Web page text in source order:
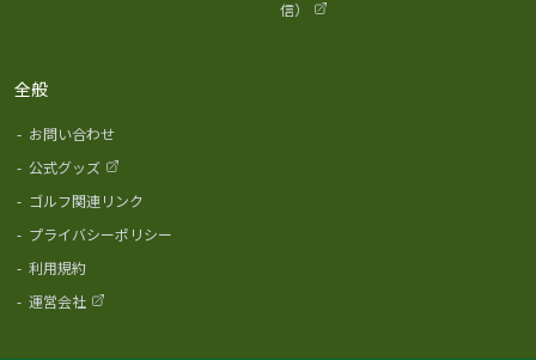
信）
全般
- お問い合わせ
- 公式グッズ
- ゴルフ関連リンク
- プライバシーポリシー
- 利用規約
- 運営会社